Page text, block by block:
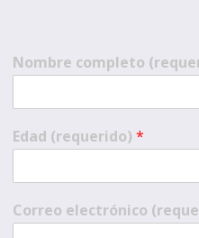
Nombre completo
Edad (requerido) *
Correo electrónico